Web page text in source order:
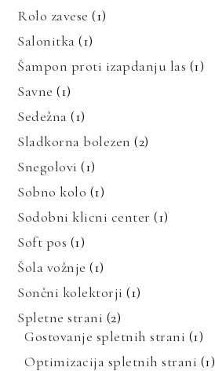
Rolo zavese (1)
Salonitka (1)
Šampon proti izapdanju las (1)
Savne (1)
Sedežna (1)
Sladkorna bolezen (2)
Snegolovi (1)
Sobno kolo (1)
Sodobni klicni center (1)
Soft pos (1)
Šola vožnje (1)
Sončni kolektorji (1)
Spletne strani (2)
Gostovanje spletnih strani (1)
Optimizacija spletnih strani (1)